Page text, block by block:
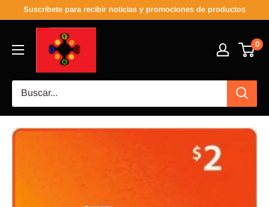
Suscribete para recibir noticias y promociones de productos
0